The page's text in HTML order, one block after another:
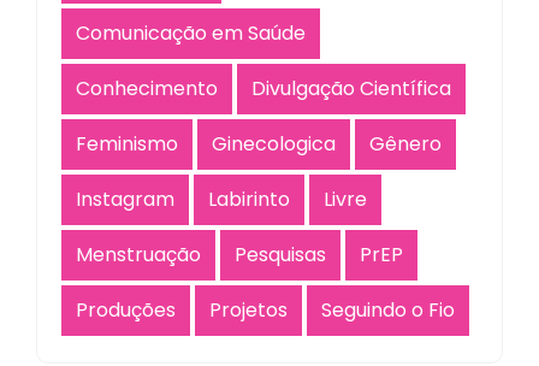
Comunicação em Saúde
Conhecimento
Divulgação Científica
Feminismo
Ginecologica
Gênero
Instagram
Labirinto
Livre
Menstruação
Pesquisas
PrEP
Produções
Projetos Seguindo o Fio